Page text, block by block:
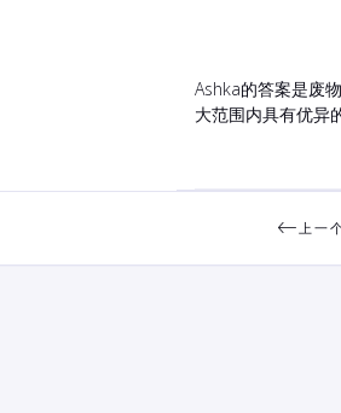
Ashka的答案是废
大范围内具有优异
上一